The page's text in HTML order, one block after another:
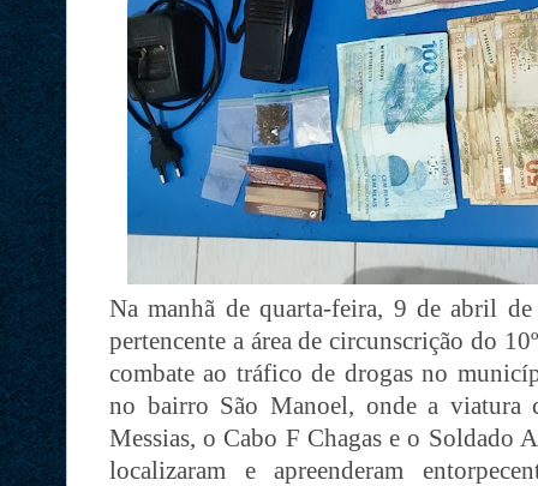
Na manhã de quarta-feira, 9 de abril
pertencente a área de circunscrição do
combate ao tráfico de drogas no
no bairro São Manoel, onde a viatura
Messias, o Cabo F Chagas e o Soldado
localizaram e apreenderam